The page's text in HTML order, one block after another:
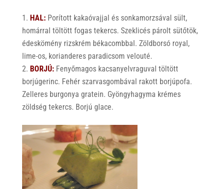
HAL:Porított kakaóvajjal és sonkamorzsával sült,
homárral töltött fogas tekercs. Szeklicés párolt sütőtök,
édeskömény rizskrém békacombbal. Zöldborsó royal,
lime-os, korianderes paradicsom velouté.
BORJÚ:Fenyőmagos kacsanyelvraguval töltött
borjúgerinc. Fehér szarvasgombával rakott borjúpofa.
Zelleres burgonya gratein. Gyöngyhagyma krémes
zöldség tekercs. Borjú glace.